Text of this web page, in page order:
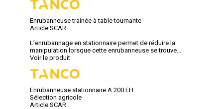
Enrubanneuse trainée à table tournante
Article SCAR
L’enrubannage en stationnaire permet de réduire la
manipulation lorsque cette enrubanneuse se trouve...
Voir le produit
Enrubanneuse stationnaire A 200 EH
Sélection agricole
Article SCAR